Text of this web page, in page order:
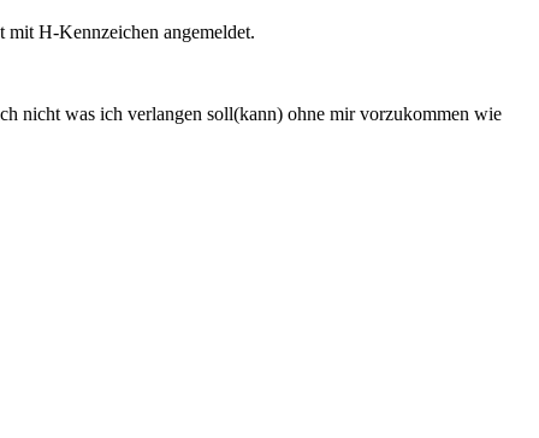
H-Kennzeichen angemeldet.
nicht was ich verlangen soll(kann) ohne mir vorzukommen wie